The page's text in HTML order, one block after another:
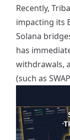
​Recently,
impacting its
Solana
has
withdrawals,
(such as